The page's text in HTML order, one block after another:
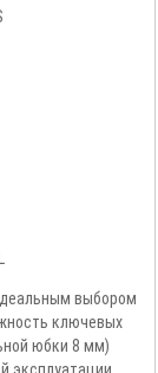
выбором
ключевых
юбки 8 мм)